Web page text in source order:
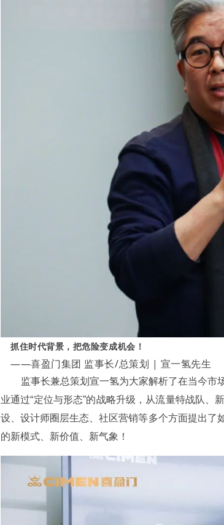
抓住时代背景，把危险变成机会！
——喜盈门集团 监事长/总策划 | 宣一氢先生
监事长兼总策划宣一氢为大家解析了在当今
业通过“定位与形态”的战略升级，从流量特战队
设、设计师圈层生态、社区营销等多个方面提出了
的新模式、新价值、新气象！